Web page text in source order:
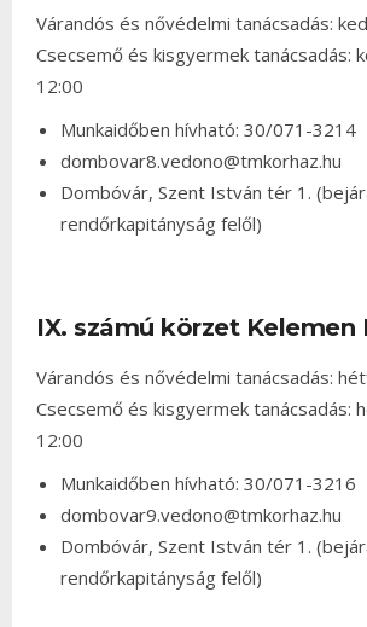
Várandós és nővédelmi tanácsadás:
Csecsemő és kisgyermek tanácsadás:
12:00
Munkaidőben hívható: 30/071-3214
dombovar8.vedono@tmkorhaz.hu
Dombóvár, Szent István tér 1.
rendőrkapitányság felől)
IX. számú körzet Kelemen
Várandós és nővédelmi tanácsadás:
Csecsemő és kisgyermek tanácsadás:
12:00
Munkaidőben hívható: 30/071-3216
dombovar9.vedono@tmkorhaz.hu
Dombóvár, Szent István tér 1.
rendőrkapitányság felől)